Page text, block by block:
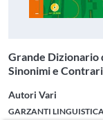
Grande Dizionario
Sinonimi e Contrari
Autori Vari
GARZANTI